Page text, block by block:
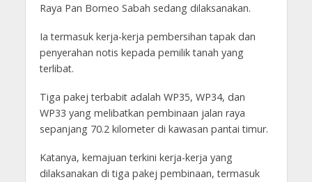
Raya Pan Borneo Sabah sedang dilaksanakan.
Ia termasuk kerja-kerja pembersihan tapak dan
penyerahan notis kepada pemilik tanah yang
terlibat.
Tiga pakej terbabit adalah WP35, WP34, dan
WP33 yang melibatkan pembinaan jalan raya
sepanjang 70.2 kilometer di kawasan pantai timur.
Katanya, kemajuan terkini kerja-kerja yang
dilaksanakan di tiga pakej pembinaan, termasuk